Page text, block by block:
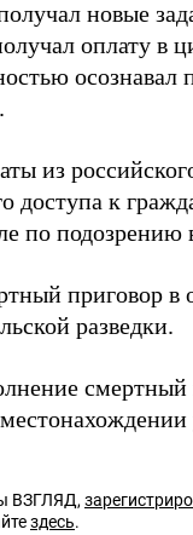
новые
оплату в
осознавал
из
доступа к
по
приговор
разведки.
ВЗГЛЯД,
здесь.